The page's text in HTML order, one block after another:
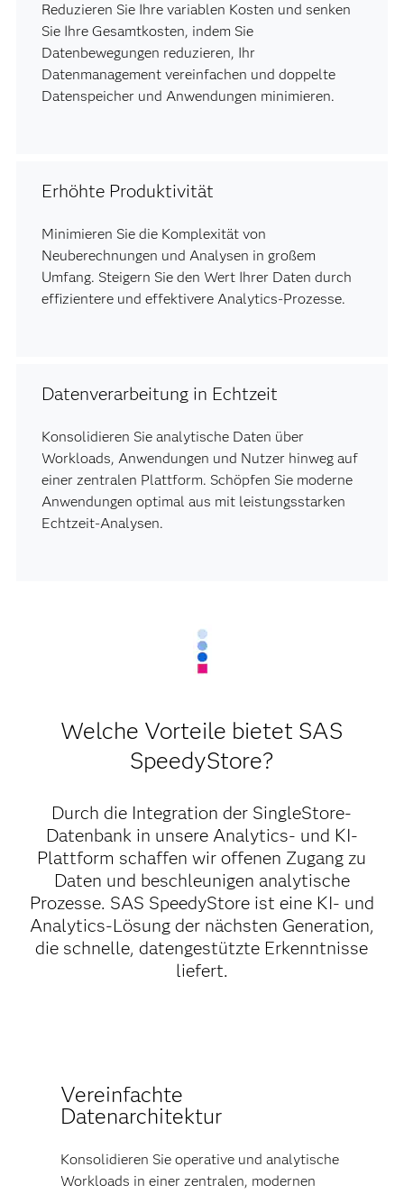
Reduzieren Sie Ihre variablen Kosten und senken
Sie Ihre Gesamtkosten, indem Sie
Datenbewegungen reduzieren, Ihr
Datenmanagement vereinfachen und doppelte
Datenspeicher und Anwendungen minimieren.
Erhöhte Produktivität
Minimieren Sie die Komplexität von
Neuberechnungen und Analysen in großem
Umfang. Steigern Sie den Wert Ihrer Daten durch
effizientere und effektivere Analytics-Prozesse.
Datenverarbeitung in Echtzeit
Konsolidieren Sie analytische Daten über
Workloads, Anwendungen und Nutzer hinweg auf
einer zentralen Plattform. Schöpfen Sie moderne
Anwendungen optimal aus mit leistungsstarken
Echtzeit-Analysen.
Welche Vorteile bietet SAS
SpeedyStore?
Durch die Integration der SingleStore-
Datenbank in unsere Analytics- und KI-
Plattform schaffen wir offenen Zugang zu
Daten und beschleunigen analytische
Prozesse. SAS SpeedyStore ist eine KI- und
Analytics-Lösung der nächsten Generation,
die schnelle, datengestützte Erkenntnisse
liefert.
Vereinfachte
Datenarchitektur
Konsolidieren Sie operative und analytische
Workloads in einer zentralen, modernen